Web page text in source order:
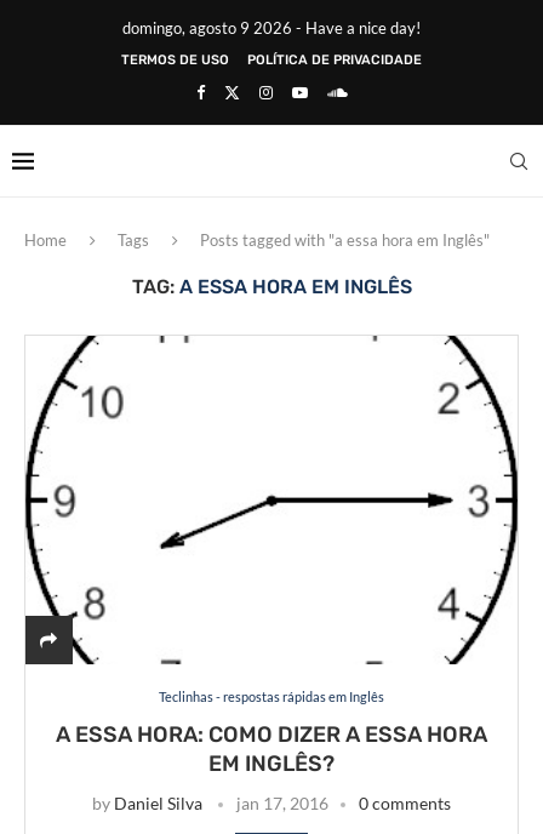
domingo, agosto 9 2026 - Have a nice day!
TERMOS DE USO POLÍTICA DE PRIVACIDADE
Home Tags Posts tagged with "a essa hora em Inglês"
TAG: A ESSA HORA EM INGLÊS
Teclinhas - respostas rápidas em Inglês
A ESSA HORA: COMO DIZER A ESSA HORA
EM INGLÊS?
by Daniel Silva jan 17, 2016 0 comments